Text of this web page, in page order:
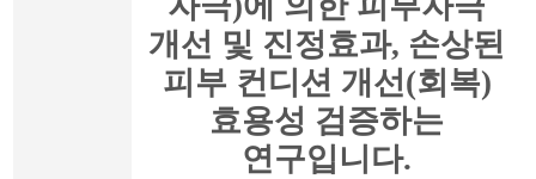
개선 및 진정효과, 손상된
피부 컨디션 개선(회복)
효용성 검증하는
연구입니다.